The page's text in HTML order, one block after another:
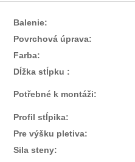
Balenie:
Povrchová úprava:
Farba:
Dĺžka stĺpku :
Potřebné k montáži:
Profil stĺpika:
Pre výšku pletiva:
Sila steny: